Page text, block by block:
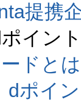
提携
イン
ドと
dポイ